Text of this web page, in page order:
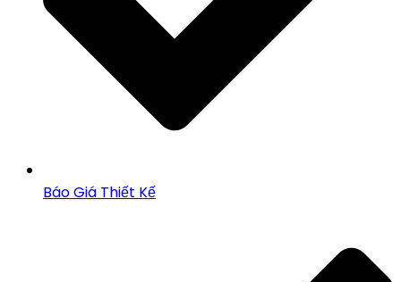
Báo Giá Thiết Kế